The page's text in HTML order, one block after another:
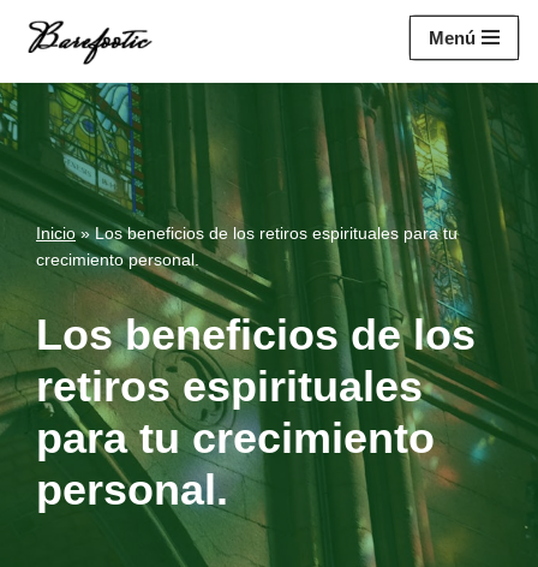
Saltar
contenido
Menú
Inicio»Los beneficios de los retiros espirituales para tu
crecimiento personal.
Los beneficios de los
retiros espirituales
para tu crecimiento
personal.